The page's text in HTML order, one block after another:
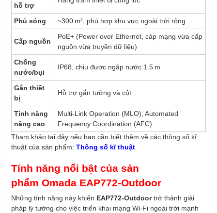
hỗ trợ
Phủ sóng ~300 m², phù hợp khu vực ngoài trời rộng
Cấp nguồn
PoE+ (Power over Ethernet, cáp mạng vừa cấp
nguồn vừa truyền dữ liệu)
Chống
nước/bụi
IP68, chịu được ngập nước 1.5 m
Gắn thiết
bị
Hỗ trợ gắn tường và cột
Tính năng
nâng cao
Multi-Link Operation (MLO), Automated
Frequency Coordination (AFC)
Tham khảo tại đây nếu bạn cần biết thêm về các thông số kĩ
thuật của sản phẩm: Thông số kĩ thuật
Tính năng nổi bật của sản
phẩm Omada EAP772-Outdoor
Những tính năng này khiến EAP772-Outdoortrở thành giải
pháp lý tưởng cho việc triển khai mạng Wi-Fi ngoài trời mạnh